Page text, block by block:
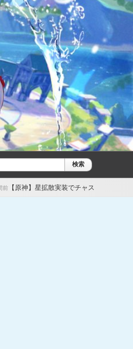
検索
でチャスカまた活躍するね ただチャスカ